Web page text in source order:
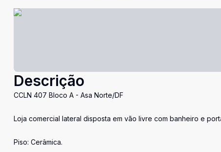
Descrição
CCLN 407 Bloco A - Asa Norte/DF
Loja comercial lateral disposta em vão livre com banheiro e
Piso: Cerâmica.